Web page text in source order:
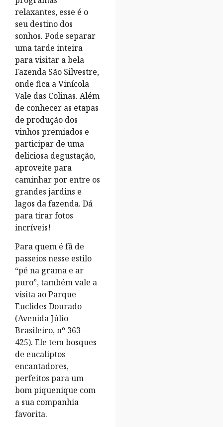
relaxantes, esse é o
seu destino dos
sonhos. Pode separar
uma tarde inteira
para visitar a bela
Fazenda São Silvestre,
onde fica a Vinícola
Vale das Colinas. Além
de conhecer as etapas
de produção dos
vinhos premiados e
participar de uma
deliciosa degustação,
aproveite para
caminhar por entre os
grandes jardins e
lagos da fazenda. Dá
para tirar fotos
incríveis!
Para quem é fã de
passeios nesse estilo
“pé na grama e ar
puro”, também vale a
visita ao Parque
Euclides Dourado
(Avenida Júlio
Brasileiro, nº 363-
425). Ele tem bosques
de eucaliptos
encantadores,
perfeitos para um
bom piquenique com
a sua companhia
favorita.